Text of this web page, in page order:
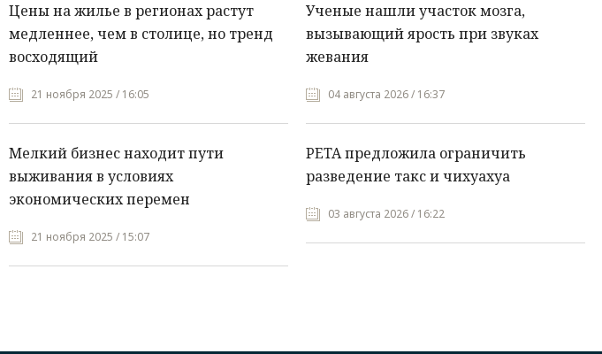
Цены на жилье в регионах растут
медленнее, чем в столице, но тренд
восходящий
21 ноября 2025 / 16:05
Мелкий бизнес находит пути
выживания в условиях
экономических перемен
21 ноября 2025 / 15:07
Ученые нашли участок мозга,
вызывающий ярость при звуках
жевания
04 августа 2026 / 16:37
PETA предложила ограничить
разведение такс и чихуахуа
03 августа 2026 / 16:22